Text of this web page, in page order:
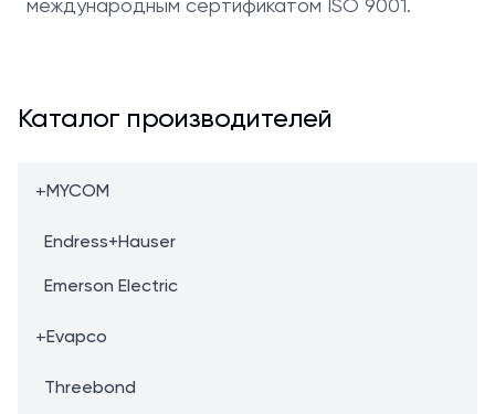
международным сертификатом ISO 9001.
Каталог производителей
+MYCOM
Endress+Hauser
Emerson Electric
+Evapco
Threebond